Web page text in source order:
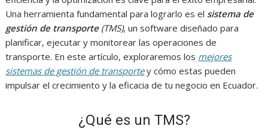
Una herramienta fundamental para lograrlo es el sistema de
gestión de transporte(TMS), un software diseñado para
planificar, ejecutar y monitorear las operaciones de
transporte. En este artículo, exploraremos los mejores
sistemas de gestión de transportey cómo estas pueden
impulsar el crecimiento y la eficacia de tu negocio en Ecuador.
¿Qué es un TMS?